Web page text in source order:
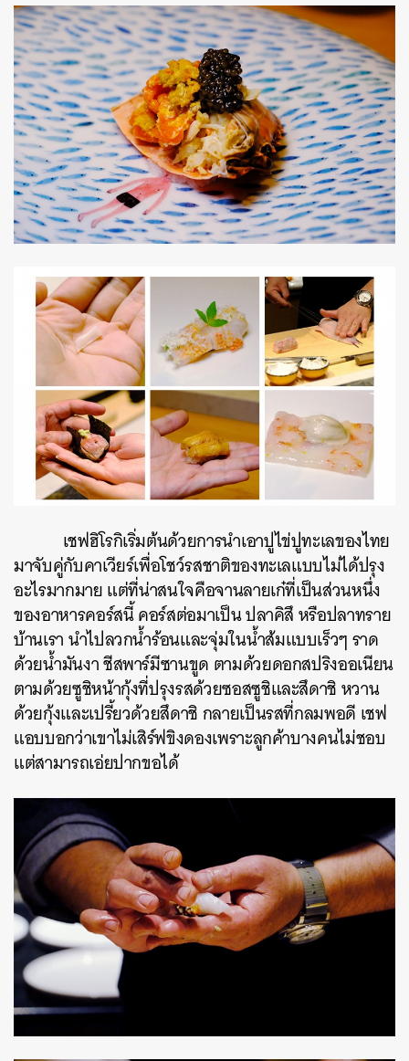
เชฟฮิโรกิเริ่มต้นด้วยการนำเอาปูไข่ปูทะเลของไทย
มาจับคู่กับคาเวียร์เพื่อโชว์รสชาติของทะเลแบบไม่ได้ปรุง
อะไรมากมาย แต่ที่น่าสนใจคือจานลายเก๋ที่เป็นส่วนหนึ่ง
ของอาหารคอร์สนี้ คอร์สต่อมาเป็น ปลาคิสึ หรือปลาทราย
บ้านเรา นำไปลวกน้ำร้อนและจุ่มในน้ำส้มแบบเร็วๆ ราด
ด้วยน้ำมันงา ชีสพาร์มีซานขูด ตามด้วยดอกสปริงออเนียน
ตามด้วยซูชิหน้ากุ้งที่ปรุงรสด้วยซอสซูชิและสึดาชิ หวาน
ด้วยกุ้งและเปรี้ยวด้วยสึดาชิ กลายเป็นรสที่กลมพอดี เชฟ
แอบบอกว่าเขาไม่เสิร์ฟขิงดองเพราะลูกค้าบางคนไม่ชอบ
แต่สามารถเอ่ยปากขอได้
SHARE TWEET LINE EMAIL